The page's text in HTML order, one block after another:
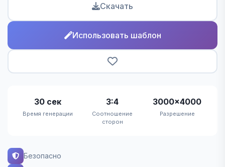
Скачать
Использовать шаблон
30 сек
Время генерации
3:4
Соотношение
сторон
3000×4000
Разрешение
Безопасно